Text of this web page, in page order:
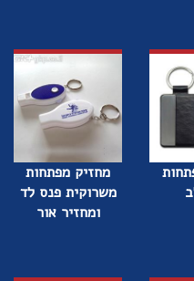
מחזיק מפתחות
משרוקית פנס לד
ומחזיר אור